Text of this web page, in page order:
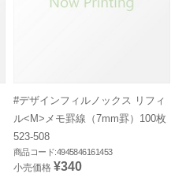
#デザインフィルノックス リフィ
ル<M>メモ罫線（7mm罫）100枚
523-508
商品コード:4945846161453
小売価格 ¥340